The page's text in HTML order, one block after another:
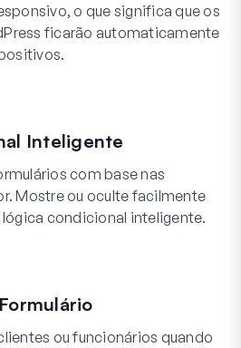
o que significa que os
ficarão automaticamente
Inteligente
com base nas
Mostre ou oculte facilmente
condicional inteligente.
ou funcionários quando